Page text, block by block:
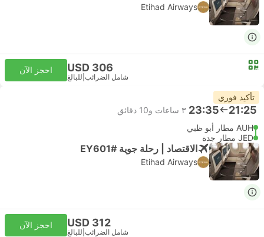
Etihad Airways
USD 306
شامل الضرائب للبالغ
احجز الآن
تأكيد فوري
21:25
23:35 ٣ ساعات و‫10 دقائق
AUH مطار أبو ظبي
JED مطار جدة
الاقتصاد | رحلة جوية #EY601
Etihad Airways
USD 312
شامل الضرائب للبالغ
احجز الآن